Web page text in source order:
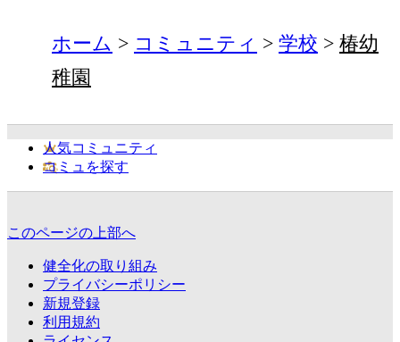
ホーム コミュニティ 学校
椿幼
稚園
人気コミュニティ
コミュを探す
このページの上部へ
健全化の取り組み
プライバシーポリシー
新規登録
利用規約